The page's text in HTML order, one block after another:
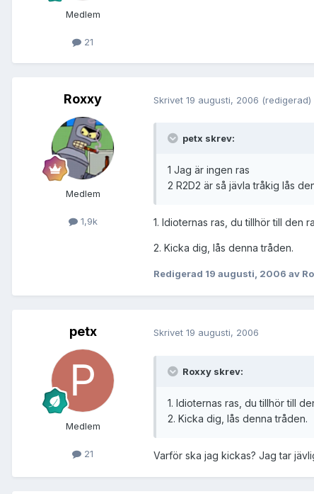
Medlem
21
Roxxy
Medlem
1,9k
Skrivet 19 augusti, 2006 (redigerad)
petx skrev:
1 Jag är ingen ras
2 R2D2 är så jävla tråkig lås
1. Idioternas ras, du tillhör till den
2. Kicka dig, lås denna tråden.
Redigerad 19 augusti, 2006 av
petx
Medlem
21
Skrivet 19 augusti, 2006
Roxxy skrev:
1. Idioternas ras, du tillhör till
2. Kicka dig, lås denna tråden.
Varför ska jag kickas? Jag tar